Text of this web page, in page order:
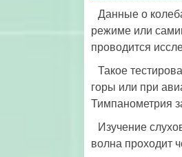
Данные о
режиме или
проводится
Такое
горы или при
Тимпанометрия
Изучение
волна проходит